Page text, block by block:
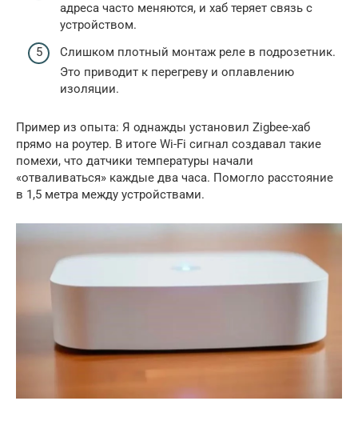
адреса часто меняются, и хаб теряет связь с
устройством.
Слишком плотный монтаж реле в подрозетник.
Это приводит к перегреву и оплавлению
изоляции.
Пример из опыта: Я однажды установил Zigbee-хаб
прямо на роутер. В итоге Wi-Fi сигнал создавал такие
помехи, что датчики температуры начали
«отваливаться» каждые два часа. Помогло расстояние
в 1,5 метра между устройствами.